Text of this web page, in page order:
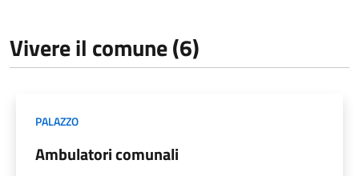
Vivere il comune (6)
PALAZZO
Ambulatori comunali